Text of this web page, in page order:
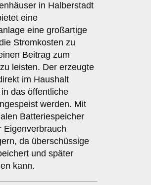
in Halberstadt
eine
eine großartige
Stromkosten zu
Beitrag zum
leisten. Der erzeugte
im Haushalt
das öffentliche
werden. Mit
Batteriespeicher
Eigenverbrauch
da überschüssige
und später
kann.